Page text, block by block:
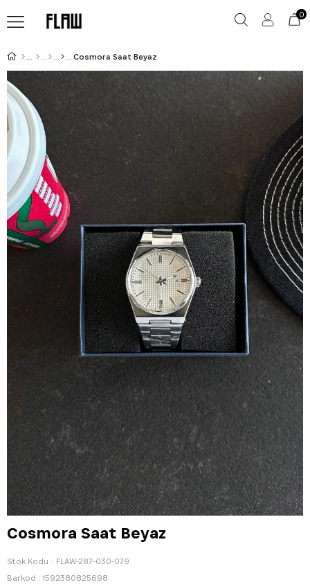
0
Cosmora Saat Beyaz
Cosmora Saat Beyaz
Stok Kodu
FLAW-287-030-079
Barkod : 1592380825698